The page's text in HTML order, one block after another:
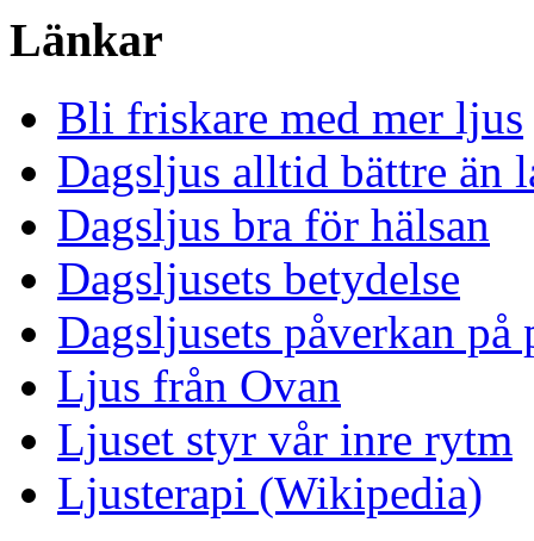
Länkar
Bli friskare med mer ljus
Dagsljus alltid bättre än
Dagsljus bra för hälsan
Dagsljusets betydelse
Dagsljusets påverkan på
Ljus från Ovan
Ljuset styr vår inre rytm
Ljusterapi (Wikipedia)